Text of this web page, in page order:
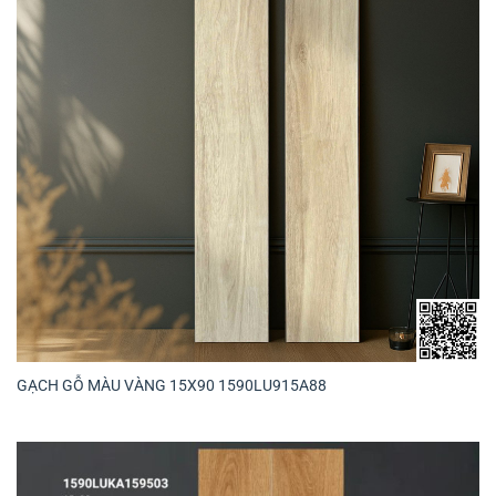
GẠCH GỖ MÀU VÀNG 15X90 1590LU915A88